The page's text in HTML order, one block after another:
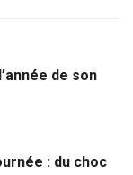
de son
: du choc